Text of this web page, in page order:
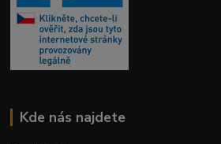
Kde nás najdete